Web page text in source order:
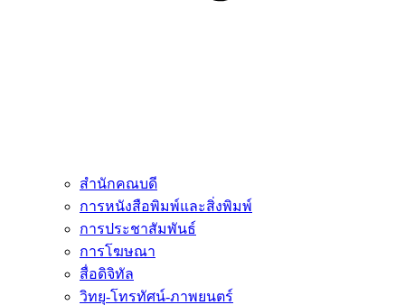
สำนักคณบดี
การหนังสือพิมพ์และสิ่งพิมพ์
การประชาสัมพันธ์
การโฆษณา
สื่อดิจิทัล
วิทยุ-โทรทัศน์-ภาพยนตร์